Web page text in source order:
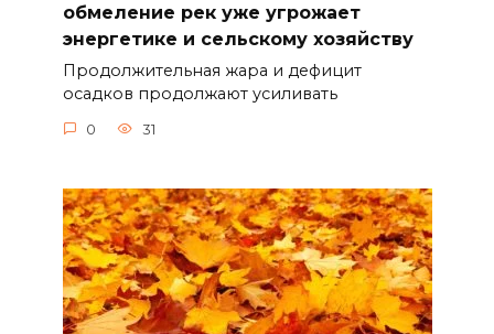
обмеление рек уже угрожает
энергетике и сельскому хозяйству
Продолжительная жара и дефицит
осадков продолжают усиливать
0 31